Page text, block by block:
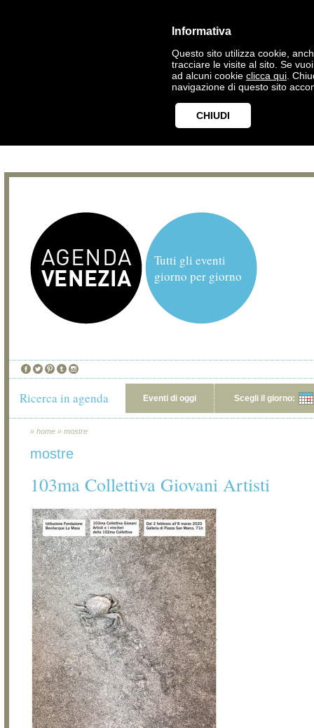
Informativa
Questo sito utilizza cookie,
tracciare le visite al sito. Se
ad alcuni cookie clicca qui .
navigazione di questo sito
CHIUDI
Tutti gli eventi
giorno per giorno
Ricerca in agenda Eventi di oggi Scegli il giorno:
» home » mostre
mostre
103ma Collettiva Giovani Artisti